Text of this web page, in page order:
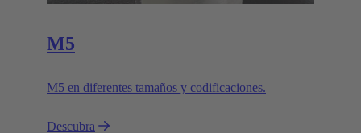
M5
M5 en diferentes tamaños y codificaciones.
Descubra